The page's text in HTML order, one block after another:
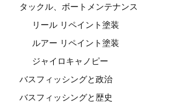
タックル、ボートメンテナンス
リール リペイント塗装
ルアー リペイント塗装
ジャイロキャノピー
バスフィッシングと政治
バスフィッシングと歴史